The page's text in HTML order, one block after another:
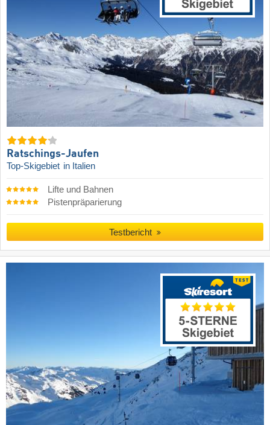
Ratschings-Jaufen
Top-Skigebiet in Italien
Lifte und Bahnen
Pistenpräparierung
Testbericht